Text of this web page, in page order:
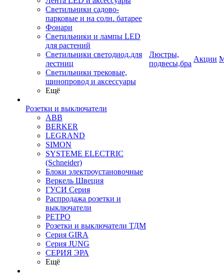
Светильники садово-
парковые и на солн. батарее
Фонари
Светильники и лампы LED
для растений
Светильники светодиод.для
лестниц
Светильники трековые,
шинопровод и аксессуары
Ещё
Розетки и выключатели
ABB
BERKER
LEGRAND
SIMON
SYSTEME ELECTRIC
(Schneider)
Блоки электроустановочные
Веркель Швеция
ГУСИ Серия
Распродажа розетки и
выключатели
РЕТРО
Розетки и выключатели ТДМ
Серия GIRA
Серия JUNG
СЕРИЯ ЭРА
Ещё
Люстры,
подвесы,бра
Акции